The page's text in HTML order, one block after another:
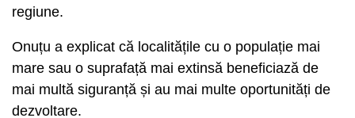
regiune.
Onuțu a explicat că localitățile cu o populație mai
mare sau o suprafață mai extinsă beneficiază de
mai multă siguranță și au mai multe oportunități de
dezvoltare.